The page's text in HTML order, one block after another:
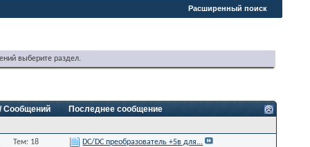
Расширенный поиск
выберите раздел.
Сообщений
Последнее сообщение
Тем: 18
DC/DC преобразователь +5в для...